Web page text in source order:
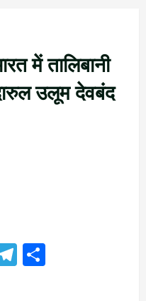
में तालिबानी
उलूम देवबंद
Telegram